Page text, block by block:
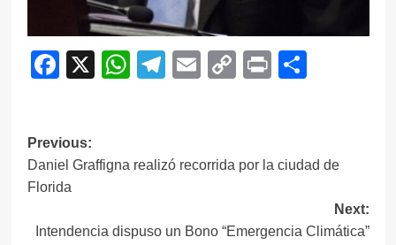
Facebook
X WhatsApp
Telegram
EmailCopy
Print
Navegación
de
Previous:
Daniel Graffigna realizó recorrida por la ciudad de
Florida
Next:
Intendencia dispuso un Bono “Emergencia Climática”